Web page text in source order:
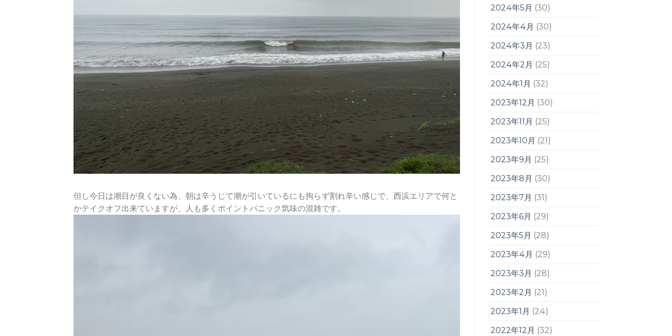
但し今日は潮目が良くない為、朝は辛うじて潮が引いているにも拘らず割れ辛い感じで、西浜エリアで何と
かテイクオフ出来ていますが、人も多くポイントパニック気味の混雑です。
2024年5月 (30)
2024年4月 (30)
2024年3月 (23)
2024年2月 (25)
2024年1月 (32)
2023年12月 (30)
2023年11月 (25)
2023年10月 (21)
2023年9月 (25)
2023年8月 (30)
2023年7月 (31)
2023年6月 (29)
2023年5月 (28)
2023年4月 (29)
2023年3月 (28)
2023年2月 (21)
2023年1月 (24)
2022年12月 (32)